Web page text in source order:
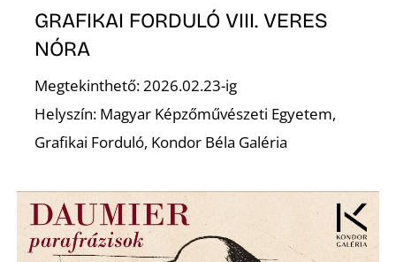
GRAFIKAI FORDULÓ VIII. VERES
NÓRA
Megtekinthető: 2026.02.23-ig
Helyszín: Magyar Képzőművészeti Egyetem,
Grafikai Forduló, Kondor Béla Galéria